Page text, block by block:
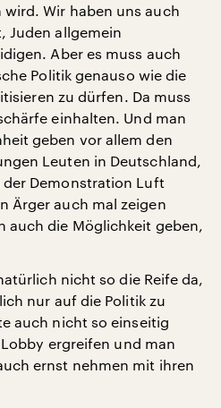
Wir haben uns auch
Juden allgemein
Aber es muss auch
Politik genauso wie die
zu dürfen. Da muss
einhalten. Und man
geben vor allem den
Leuten in Deutschland,
der Demonstration Luft
Ärger auch mal zeigen
auch die Möglichkeit geben,
nicht so die Reife da,
nur auf die Politik zu
auch nicht so einseitig
ergreifen und man
ernst nehmen mit ihren